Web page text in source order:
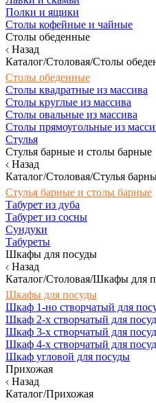
Полки и ящики
Столы кофейные и чайные
Столы обеденные
Назад
Каталог/Столовая/Столы
Столы обеденные
Столы квадратные из массива
Столы круглые из массива
Столы овальные из массива
Столы прямоугольные из
Стулья
Стулья барные и столы барные
Назад
Каталог/Столовая/Стулья
Стулья барные и столы барные
Табурет из дуба
Табурет из сосны
Сундуки
Табуреты
Шкафы для посуды
Назад
Каталог/Столовая/Шкафы для
Шкафы для посуды
Шкаф 1-но створчатый для
Шкаф 2-х створчатый для
Шкаф 3-х створчатый для
Шкаф 4-х створчатый для
Шкаф угловой для посуды
Прихожая
Назад
Каталог/Прихожая